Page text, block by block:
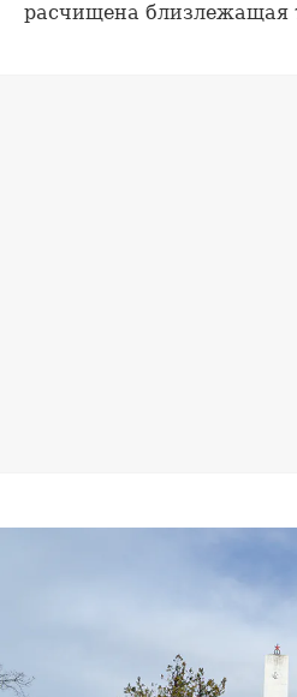
расчищена близлежащая